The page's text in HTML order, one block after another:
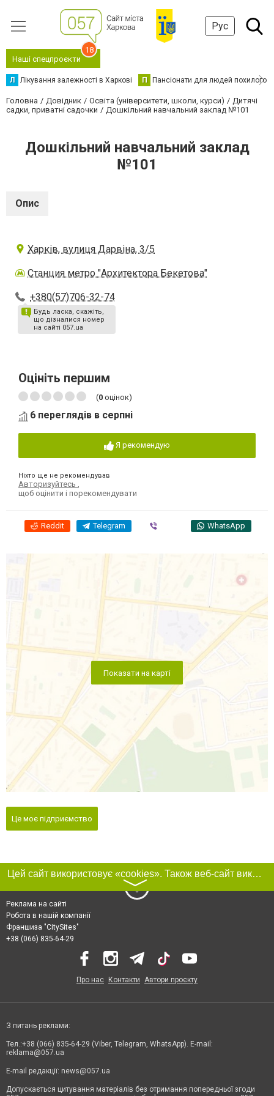
Рус
Наші спецпроєкти
18
Л Лікування залежності в Харкові П Пансіонати для людей похилого
Головна Довідник Освіта (університети, школи, курси)
Дитячі
садки, приватні садочки
Дошкільний навчальний заклад №101
Дошкільний навчальний заклад
№101
Опис
Харків, вулиця Дарвіна, 3/5
Станция метро "Архитектора Бекетова"
+380(57)706-32-74
Будь ласка, скажіть,
що дізналися номер
на сайті 057.ua
Оцініть першим
(0 оцінок)
6 переглядів в серпні
Я рекомендую
Ніхто ще не рекомендував
Авторизуйтесь
щоб оцінити і порекомендувати
Reddit Telegram WhatsApp
Показати на карті
Це моє підприємство
Цей сайт використовує «cookies». Також веб-сайт використовує інтернет-сервіс для збору технічних даних стосовно відвідувачів з метою отримання маркетингової та статистичної інформації. Умови обробки даних відвідувачів сайту див.
〉
Реклама на сайті
Робота в нашій компанії
Франшиза "CitySites"
+38 (066) 835-64-29
Про нас Контакти Автори проєкту
З питань реклами:
Тел.:+38 (066) 835-64-29 (Viber, Telegram, WhatsApp). E-mail:
reklama@057.ua
E-mail редакції: news@057.ua
Допускається цитування матеріалів без отримання попередньої згоди